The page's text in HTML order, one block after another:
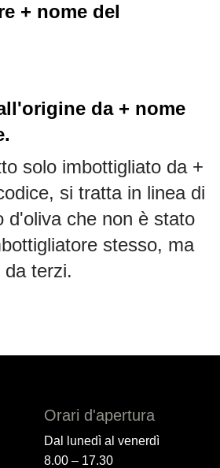
+ nome del
da + nome
solo imbottigliato da +
si tratta in linea di
d'oliva che non è stato
stesso, ma
terzi.
Orari d'apertura
Dal lunedì al venerdì
8.00 – 17.30